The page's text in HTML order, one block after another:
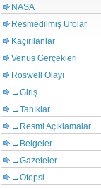
NASA
Resmedilmiş Ufolar
Kaçırılanlar
Venüs Gerçekleri
Roswell Olayı
→Giriş
→Tanıklar
→Resmi Açıklamalar
→Belgeler
→Gazeteler
→Otopsi